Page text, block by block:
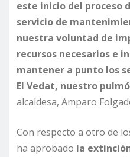
este inicio del proceso
servicio de
nuestra voluntad de
recursos necesarios e
mantener a punto los
El Vedat, nuestro
alcaldesa, Amparo
Con respecto a otro de
ha aprobado la